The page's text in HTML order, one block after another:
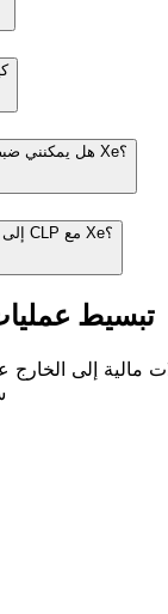
هل يمكنني ضبط تنبيهات الأسعار باستخدام Xe؟
هل يمكنني إرسال 25 SHP إلى CLP مع Xe؟
تبسيط